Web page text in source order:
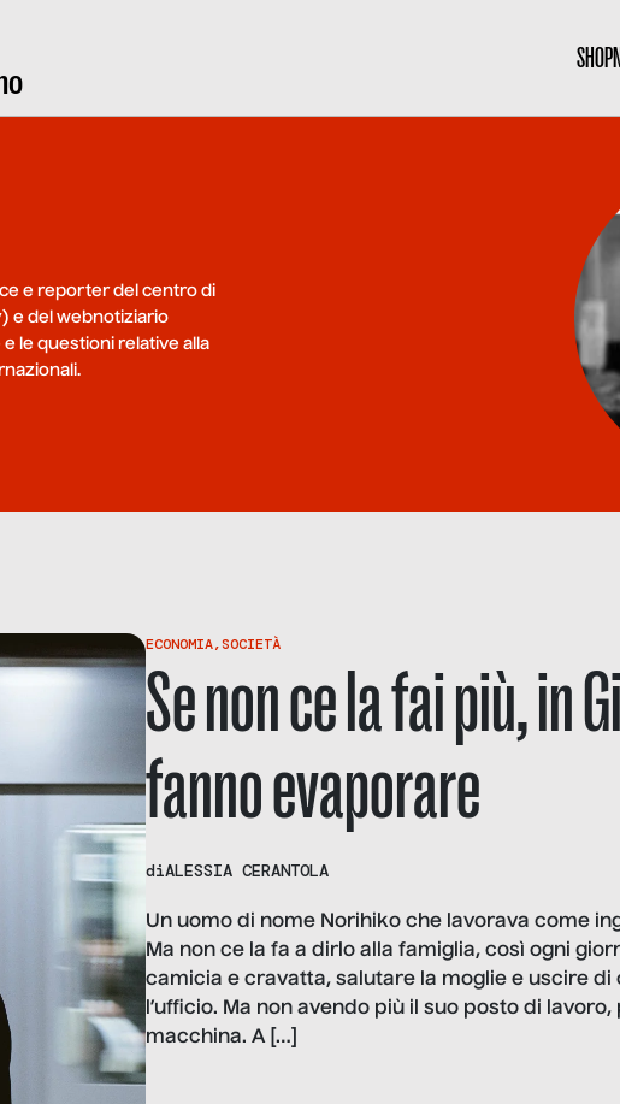
SHOP
e reporter del centro di
e del webnotiziario
le questioni relative alla
ECONOMIA,SOCIETÀ
Se non ce la fai più, in
fanno evaporare
diALESSIA CERANTOLA
Un uomo di nome Norihiko che lavorava come
Ma non ce la fa a dirlo alla famiglia, così ogni
camicia e cravatta, salutare la moglie e uscire di
l’ufficio. Ma non avendo più il suo posto di
macchina. A […]